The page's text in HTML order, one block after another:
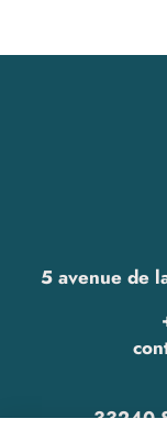
5 avenue de
33240